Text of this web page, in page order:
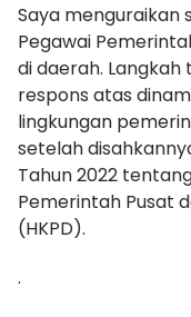
Saya menguraikan
Pegawai
di daerah.
respons atas
lingkungan
setelah
Tahun 2022
Pemerintah Pusat
(HKPD).
.